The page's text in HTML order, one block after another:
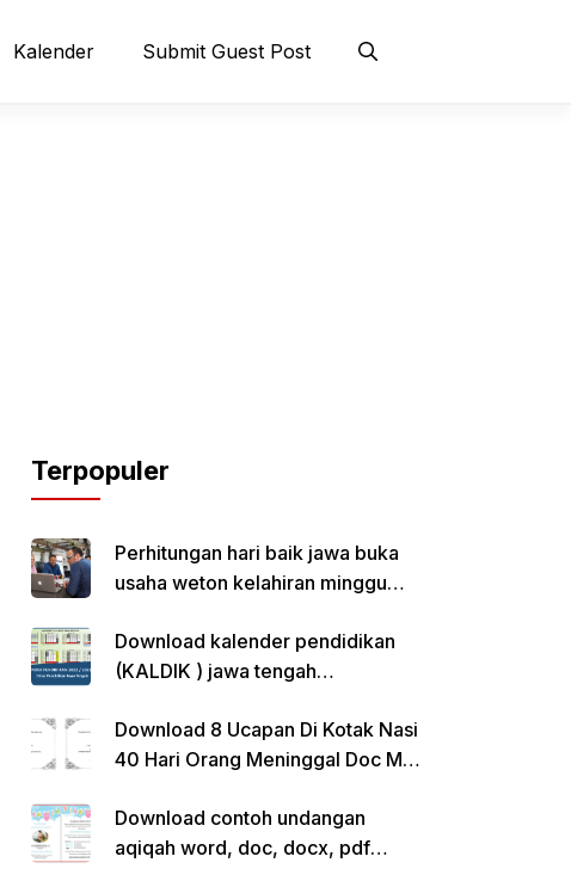
Kalender Submit Guest Post
Terpopuler
Perhitungan hari baik jawa buka
usaha weton kelahiran minggu
Download kalender pendidikan
(KALDIK ) jawa tengah
Download 8 Ucapan Di Kotak Nasi
40 Hari Orang Meninggal Doc Ms.
Download contoh undangan
aqiqah word, doc, docx, pdf